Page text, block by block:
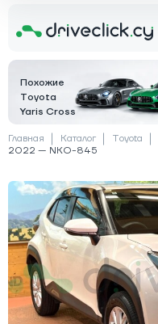
Похожие
Toyota
Yaris Cross
Главная Каталог Toyota
2022 — NKO-845